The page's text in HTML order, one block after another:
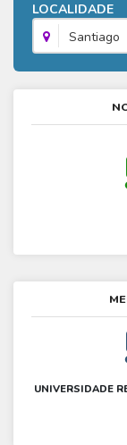
Hora do Enem
Enem –
SISU -
Prouni – Lista
Prouni -
Prouni –
Fies – Como
Fies e Prouni –
Fies - Simulador
ENARE
LOCALIDADE
Santiago
UNIVERSIDADE